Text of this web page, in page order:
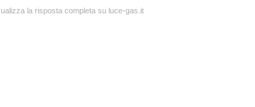
la risposta completa su luce-gas.it